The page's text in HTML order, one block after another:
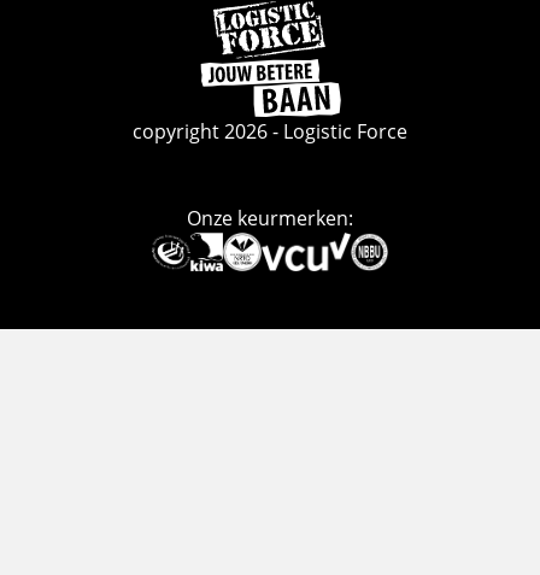
Ga
naar
de
homepage
copyright 2026 - Logistic Force
Onze keurmerken:
Deze
link
naar